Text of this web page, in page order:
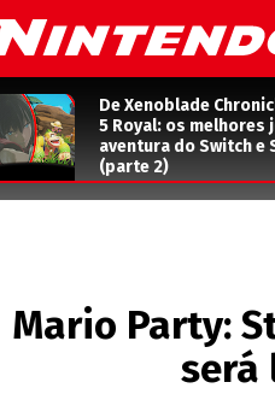
De Xenoblade
5 Royal: os melhores
aventura do Switch e
(parte 2)
Mario Party:
será